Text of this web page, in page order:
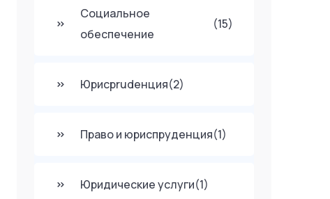
Социальное
обеспечение
(15)
Юрисprudенция(2)
Право и юриспруденция(1)
Юридические услуги(1)